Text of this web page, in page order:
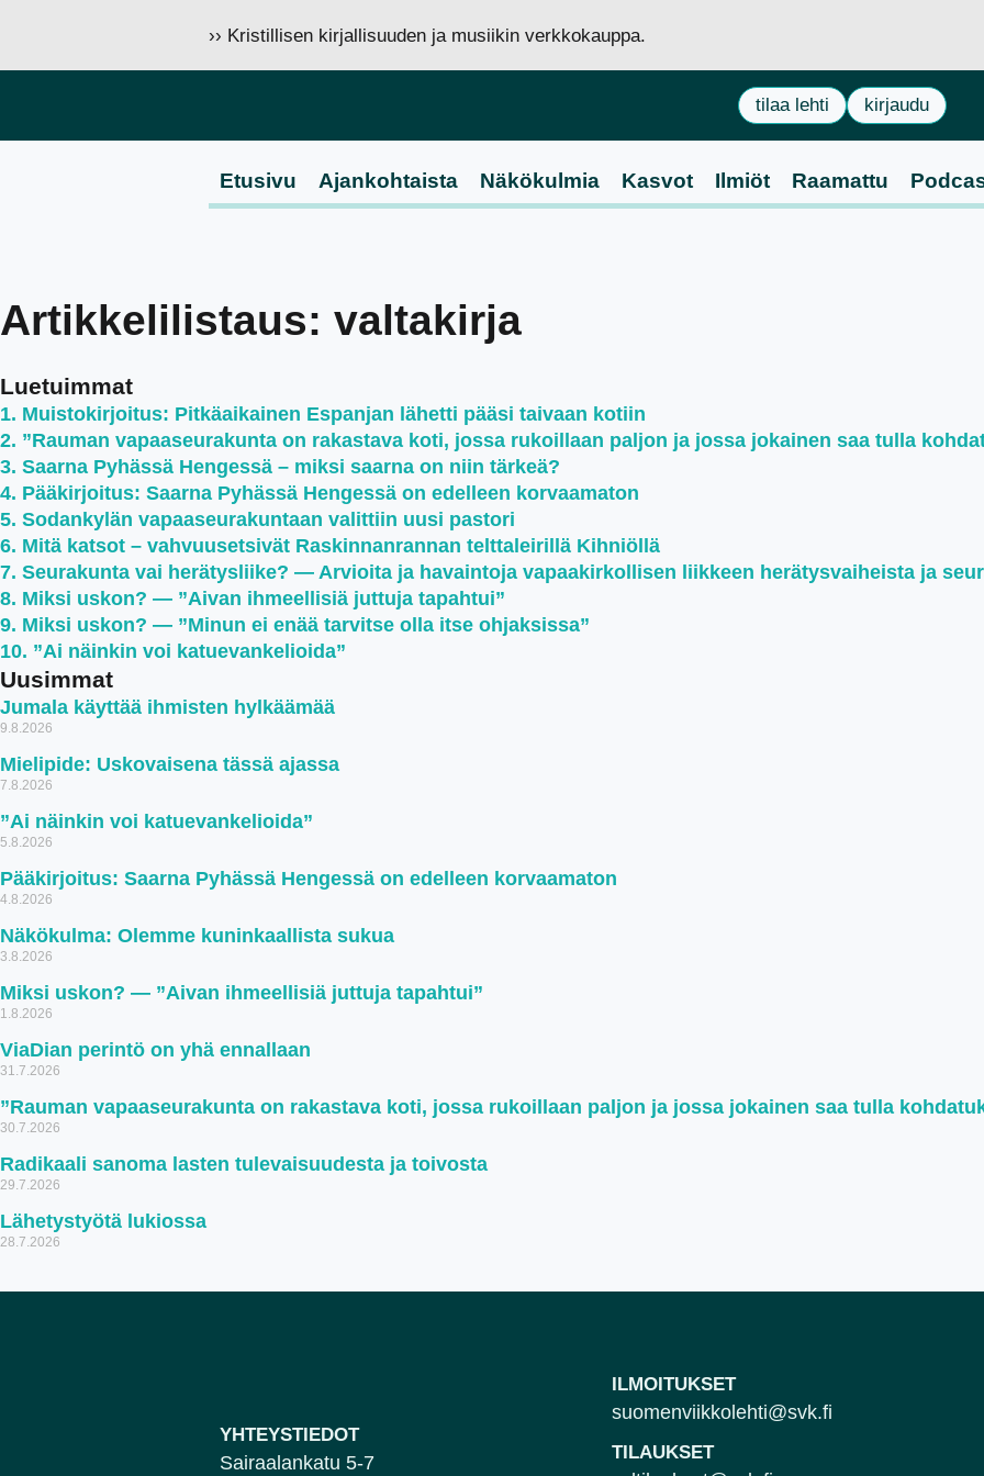
›› Kristillisen kirjallisuuden ja musiikin verkkokauppa.
tilaa lehti kirjaudu
Etusivu Ajankohtaista Näkökulmia Kasvot Ilmiöt Raamattu
Artikkelilistaus: valtakirja
Luetuimmat
Muistokirjoitus: Pitkäaikainen Espanjan lähetti pääsi taivaan kotiin
”Rauman vapaaseurakunta on rakastava koti, jossa rukoillaan paljon ja jossa jokainen saa tulla
Saarna Pyhässä Hengessä – miksi saarna on niin tärkeä?
Pääkirjoitus: Saarna Pyhässä Hengessä on edelleen korvaamaton
Sodankylän vapaaseurakuntaan valittiin uusi pastori
Mitä katsot – vahvuusetsivät Raskinnanrannan telttaleirillä Kihniöllä
Seurakunta vai herätysliike? — Arvioita ja havaintoja vapaakirkollisen liikkeen herätysvaiheista ja
Miksi uskon? — ”Aivan ihmeellisiä juttuja tapahtui”
Miksi uskon? — ”Minun ei enää tarvitse olla itse ohjaksissa”
”Ai näinkin voi katuevankelioida”
Uusimmat
Jumala käyttää ihmisten hylkäämää
9.8.2026
Mielipide: Uskovaisena tässä ajassa
7.8.2026
”Ai näinkin voi katuevankelioida”
5.8.2026
Pääkirjoitus: Saarna Pyhässä Hengessä on edelleen korvaamaton
4.8.2026
Näkökulma: Olemme kuninkaallista sukua
3.8.2026
Miksi uskon? — ”Aivan ihmeellisiä juttuja tapahtui”
1.8.2026
ViaDian perintö on yhä ennallaan
31.7.2026
”Rauman vapaaseurakunta on rakastava koti, jossa rukoillaan paljon ja jossa jokainen saa tulla
30.7.2026
Radikaali sanoma lasten tulevaisuudesta ja toivosta
29.7.2026
Lähetystyötä lukiossa
28.7.2026
YHTEYSTIEDOT
Sairaalankatu 5-7
ILMOITUKSET
suomenviikkolehti@svk.fi
TILAUKSET